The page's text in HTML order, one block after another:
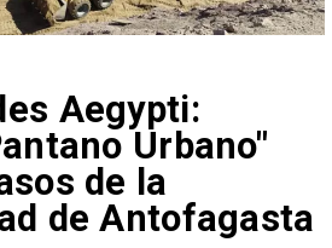
Aegypti:
Urbano"
de la
de Antofagasta